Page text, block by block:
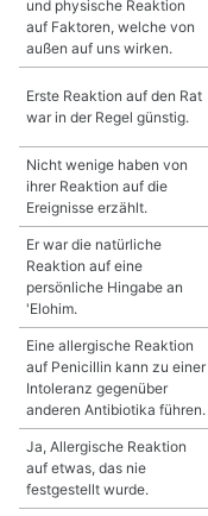
und physische Reaktion
auf Faktoren, welche von
außen auf uns wirken.
Erste Reaktion auf den Rat
war in der Regel günstig.
Nicht wenige haben von
ihrer Reaktion auf die
Ereignisse erzählt.
Er war die natürliche
Reaktion auf eine
persönliche Hingabe an
'Elohim.
Eine allergische Reaktion
auf Penicillin kann zu einer
Intoleranz gegenüber
anderen Antibiotika führen.
Ja, Allergische Reaktion
auf etwas, das nie
festgestellt wurde.